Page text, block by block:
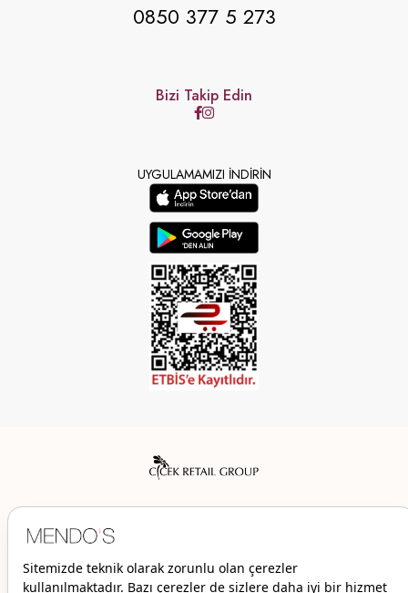
0850 377 5 273
Bizi Takip Edin
UYGULAMAMIZI İNDİRİN
© 2026 Mendo’s | Her hakkı saklıdır.